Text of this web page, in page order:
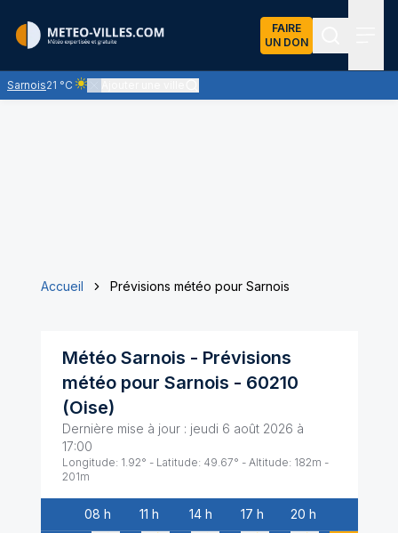
FAIRE
UN DON
Sarnois21 °C
Ciel clair - quasiment pas de nuages et un soleil omniprésent
Accueil Prévisions météo pour Sarnois
Météo Sarnois - Prévisions
météo pour Sarnois - 60210
(Oise)
Dernière mise à jour : jeudi 6 août 2026 à
17:00
Longitude: 1.92° - Latitude: 49.67° - Altitude: 182m -
201m
08 h 11 h 14 h 17 h 20 h